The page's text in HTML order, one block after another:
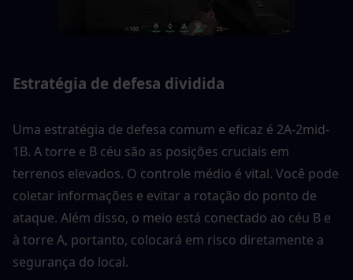
Estratégia de defesa dividida
Uma estratégia de defesa comum e eficaz é 2A-2mid-
1B. A torre e B céu são as posições cruciais em
terrenos elevados. O controle médio é vital. Você pode
coletar informações e evitar a rotação do ponto de
ataque. Além disso, o meio está conectado ao céu B e
à torre A, portanto, colocará em risco diretamente a
segurança do local.